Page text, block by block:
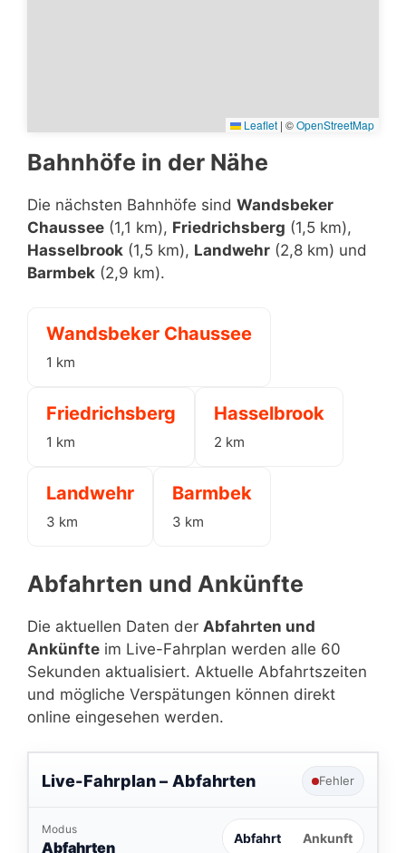
Leaflet | ©OpenStreetMap
Bahnhöfe in der Nähe
Die nächsten Bahnhöfe sind Wandsbeker
Chaussee (1,1 km), Friedrichsberg (1,5 km),
Hasselbrook (1,5 km), Landwehr (2,8 km) und
Barmbek (2,9 km).
Wandsbeker Chaussee
1 km
Friedrichsberg
1 km
Hasselbrook
2 km
Landwehr
3 km
Barmbek
3 km
Abfahrten und Ankünfte
Die aktuellen Daten der Abfahrten und
Ankünfte im Live-Fahrplan werden alle 60
Sekunden aktualisiert. Aktuelle Abfahrtszeiten
und mögliche Verspätungen können direkt
online eingesehen werden.
Live-Fahrplan – Abfahrten Fehler
Modus
Abfahrten Abfahrt Ankunft